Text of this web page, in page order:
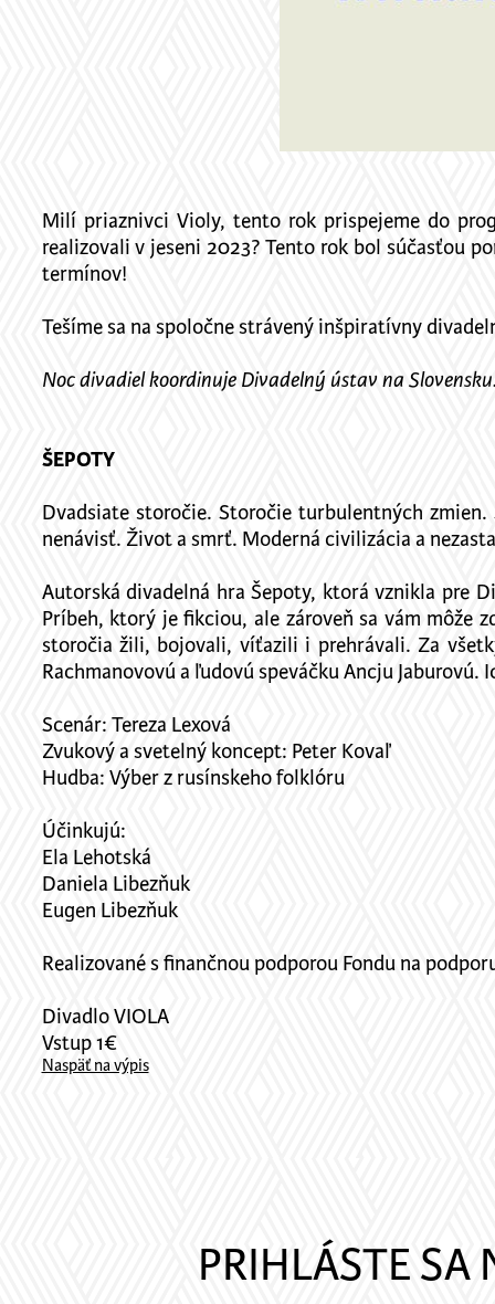
Milí priaznivci Violy, tento rok prispejeme do
realizovali v jeseni 2023? Tento rok bol súčasťou
termínov!
Tešíme sa na spoločne strávený inšpiratívny
Noc divadiel koordinuje Divadelný ústav na
ŠEPOTY
Dvadsiate storočie. Storočie turbulentných
nenávisť. Život a smrť. Moderná civilizácia a
Autorská divadelná hra Šepoty, ktorá vznikla pre
Príbeh, ktorý je fikciou, ale zároveň sa vám
storočia žili, bojovali, víťazili i prehrávali. Za
Rachmanovovú a ľudovú speváčku Ancju
Scenár: Tereza Lexová
Zvukový a svetelný koncept: Peter Kovaľ
Hudba: Výber z rusínskeho folklóru
Účinkujú:
Ela Lehotská
Daniela Libezňuk
Eugen Libezňuk
Realizované s finančnou podporou Fondu na
Divadlo VIOLA
Vstup 1€
Naspäť na výpis
PRIHLÁSTE